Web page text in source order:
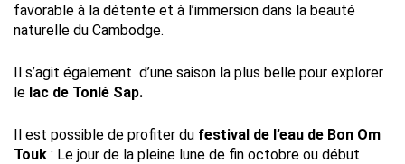
favorable à la détente et à l’immersion dans la beauté
naturelle du Cambodge.
Il s’agit également d’une saison la plus belle pour explorer
le lac de Tonlé Sap.
Il est possible de profiter du festival de l’eau de Bon Om
Touk : Le jour de la pleine lune de fin octobre ou début